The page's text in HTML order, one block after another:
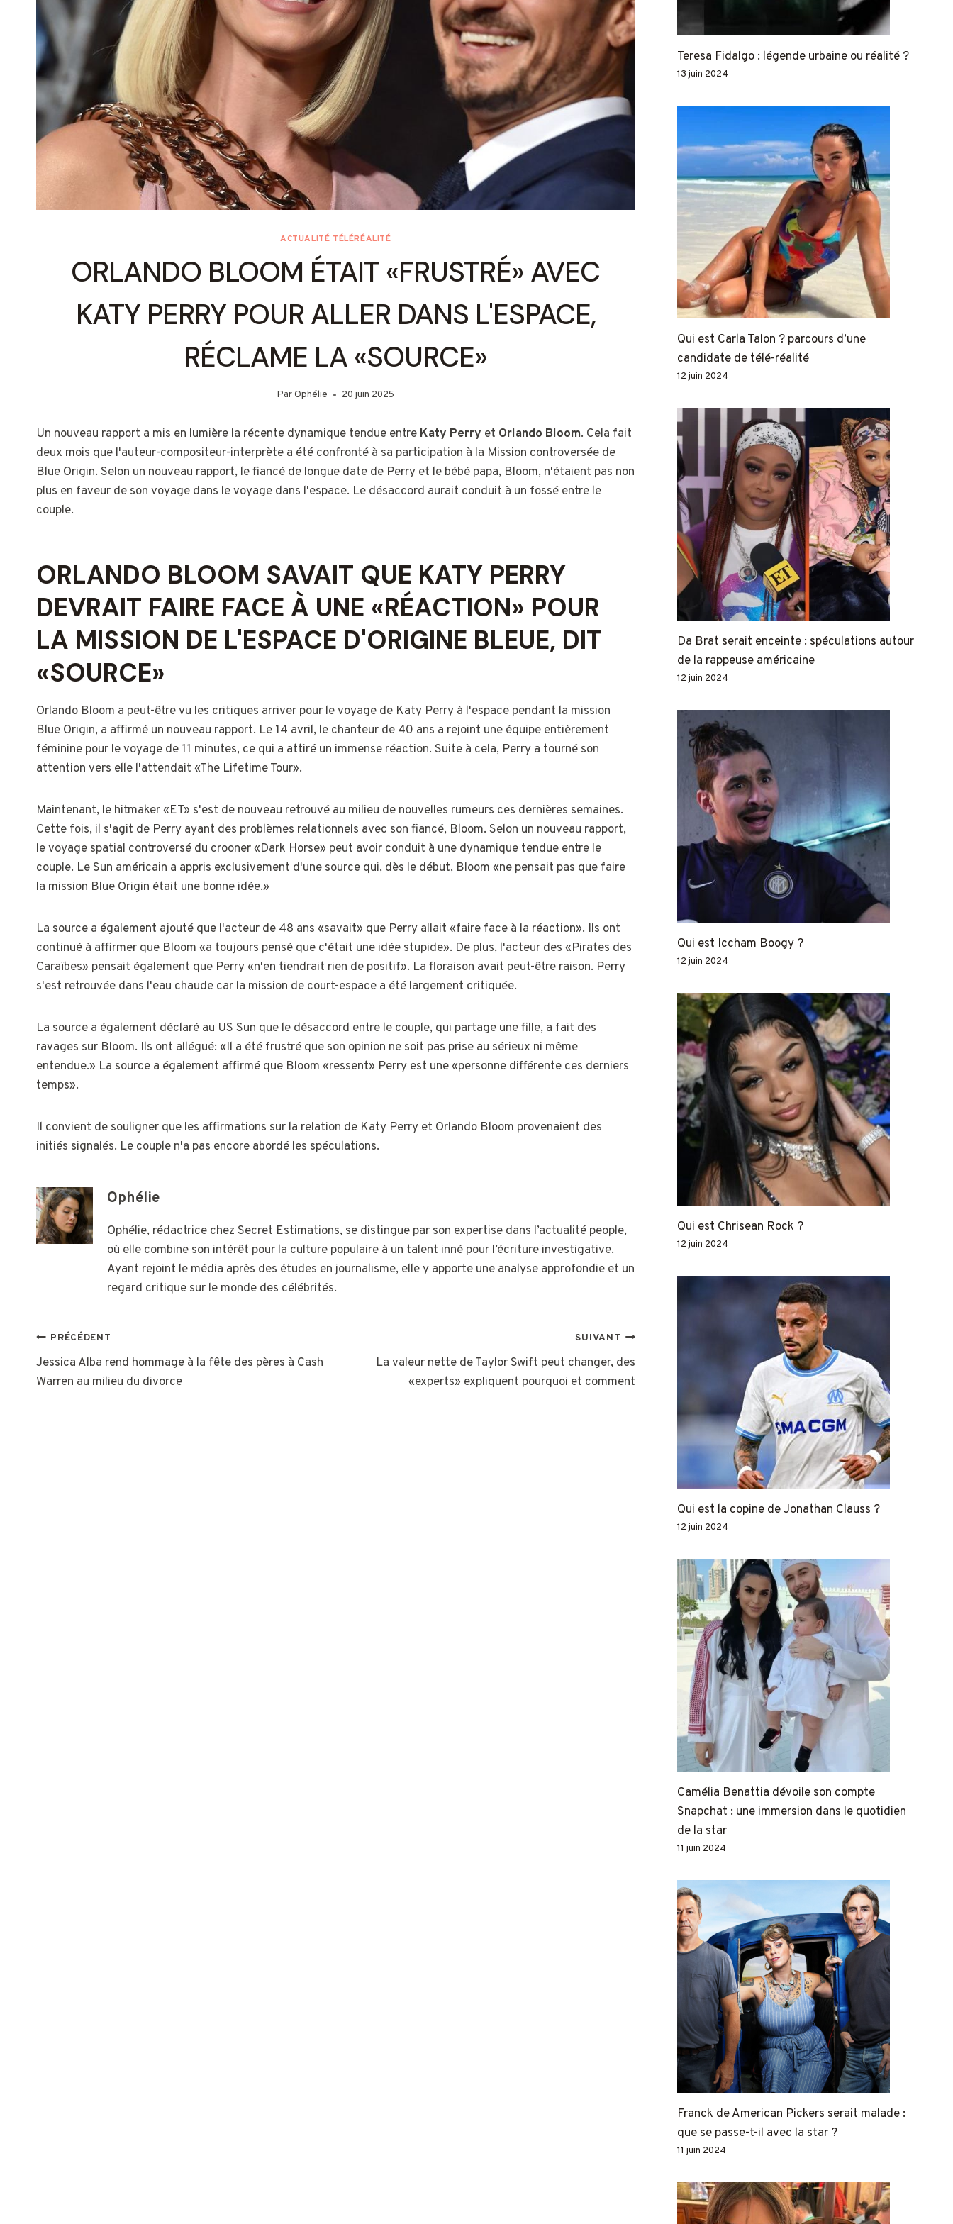
ACTUALITÉ TÉLÉRÉALITÉ
ORLANDO BLOOM ÉTAIT «FRUSTRÉ» AVEC
KATY PERRY POUR ALLER DANS L'ESPACE,
RÉCLAME LA «SOURCE»
Par Ophélie 20 juin 2025
Un nouveau rapport a mis en lumière la récente dynamique tendue entre Katy Perry et Orlando Bloom. Cela fait
deux mois que l'auteur-compositeur-interprète a été confronté à sa participation à la Mission controversée de
Blue Origin. Selon un nouveau rapport, le fiancé de longue date de Perry et le bébé papa, Bloom, n'étaient pas non
plus en faveur de son voyage dans le voyage dans l'espace. Le désaccord aurait conduit à un fossé entre le
couple.
ORLANDO BLOOM SAVAIT QUE KATY PERRY
DEVRAIT FAIRE FACE À UNE «RÉACTION» POUR
LA MISSION DE L'ESPACE D'ORIGINE BLEUE, DIT
«SOURCE»
Orlando Bloom a peut-être vu les critiques arriver pour le voyage de Katy Perry à l'espace pendant la mission
Blue Origin, a affirmé un nouveau rapport. Le 14 avril, le chanteur de 40 ans a rejoint une équipe entièrement
féminine pour le voyage de 11 minutes, ce qui a attiré un immense réaction. Suite à cela, Perry a tourné son
attention vers elle l'attendait «The Lifetime Tour».
Maintenant, le hitmaker «ET» s'est de nouveau retrouvé au milieu de nouvelles rumeurs ces dernières semaines.
Cette fois, il s'agit de Perry ayant des problèmes relationnels avec son fiancé, Bloom. Selon un nouveau rapport,
le voyage spatial controversé du crooner «Dark Horse» peut avoir conduit à une dynamique tendue entre le
couple. Le Sun américain a appris exclusivement d'une source qui, dès le début, Bloom «ne pensait pas que faire
la mission Blue Origin était une bonne idée.»
La source a également ajouté que l'acteur de 48 ans «savait» que Perry allait «faire face à la réaction». Ils ont
continué à affirmer que Bloom «a toujours pensé que c'était une idée stupide». De plus, l'acteur des «Pirates des
Caraïbes» pensait également que Perry «n'en tiendrait rien de positif». La floraison avait peut-être raison. Perry
s'est retrouvée dans l'eau chaude car la mission de court-espace a été largement critiquée.
La source a également déclaré au US Sun que le désaccord entre le couple, qui partage une fille, a fait des
ravages sur Bloom. Ils ont allégué: «Il a été frustré que son opinion ne soit pas prise au sérieux ni même
entendue.» La source a également affirmé que Bloom «ressent» Perry est une «personne différente ces derniers
temps».
Il convient de souligner que les affirmations sur la relation de Katy Perry et Orlando Bloom provenaient des
initiés signalés. Le couple n'a pas encore abordé les spéculations.
Ophélie
Ophélie, rédactrice chez Secret Estimations, se distingue par son expertise dans l’actualité people,
où elle combine son intérêt pour la culture populaire à un talent inné pour l’écriture investigative.
Ayant rejoint le média après des études en journalisme, elle y apporte une analyse approfondie et un
regard critique sur le monde des célébrités.
NAVIGATION
DE
PRÉCÉDENT
Jessica Alba rend hommage à la fête des pères à Cash
Warren au milieu du divorce
SUIVANT
La valeur nette de Taylor Swift peut changer, des
«experts» expliquent pourquoi et comment
Teresa Fidalgo : légende urbaine ou réalité ?
13 juin 2024
Qui est Carla Talon ? parcours d’une
candidate de télé-réalité
12 juin 2024
Da Brat serait enceinte : spéculations autour
de la rappeuse américaine
12 juin 2024
Qui est Iccham Boogy ?
12 juin 2024
Qui est Chrisean Rock ?
12 juin 2024
Qui est la copine de Jonathan Clauss ?
12 juin 2024
Camélia Benattia dévoile son compte
Snapchat : une immersion dans le quotidien
de la star
11 juin 2024
Franck de American Pickers serait malade :
que se passe-t-il avec la star ?
11 juin 2024